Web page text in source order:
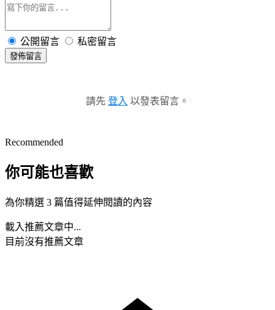
公開留言 私密留言
發佈留言
請先 登入 以發表留言。
Recommended
你可能也喜歡
為你精選 3 篇值得延伸閱讀的內容
載入推薦文章中...
目前沒有推薦文章